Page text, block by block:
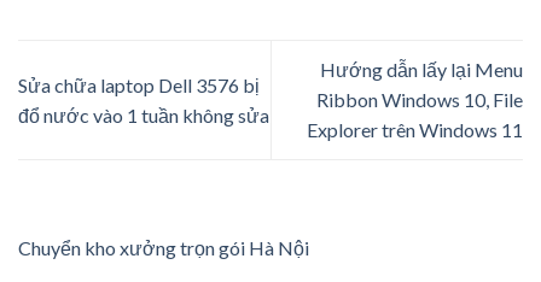
Sửa chữa laptop Dell 3576 bị
đổ nước vào 1 tuần không sửa
Hướng dẫn lấy lại Menu
Ribbon Windows 10, File
Explorer trên Windows 11
Chuyển kho xưởng trọn gói Hà Nội